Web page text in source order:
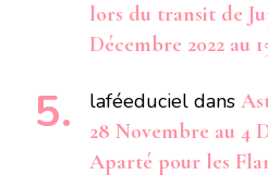
lors du transit de
Décembre 2022 au
laféeduciel dans
28 Novembre au 4
Aparté pour les